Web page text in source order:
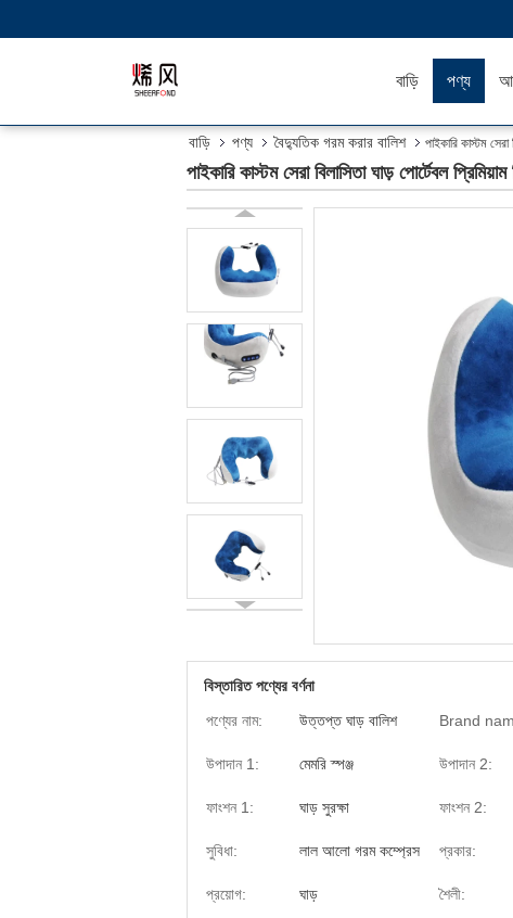
বাড়ি পণ্য
বাড়ি পণ্য বৈদ্যুতিক গরম করার বালিশ পাইকারি কাস্টম সেরা
পাইকারি কাস্টম সেরা বিলাসিতা ঘাড় পোর্টেবল
বিস্তারিত পণ্যের বর্ণনা
পণ্যের নাম:
উত্তপ্ত ঘাড় বালিশ Brand
উপাদান 1: মেমরি স্পঞ্জ উপাদান 2:
ফাংশন 1: ঘাড় সুরক্ষা ফাংশন 2:
সুবিধা: লাল আলো গরম কম্প্রেস প্রকার:
প্রয়োগ: ঘাড় শৈলী: